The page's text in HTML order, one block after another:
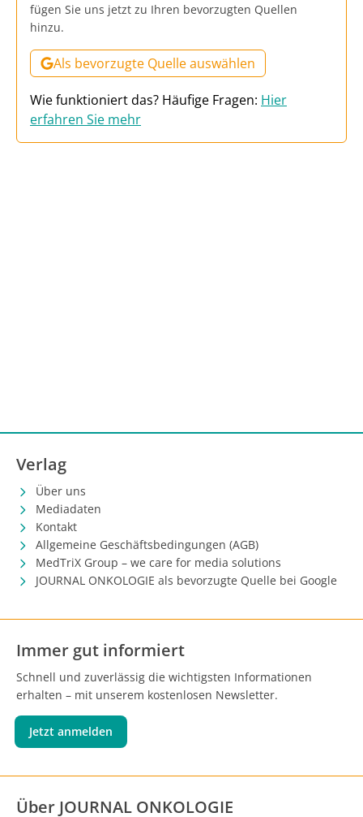
fügen Sie uns jetzt zu Ihren bevorzugten Quellen
hinzu.
Als bevorzugte Quelle auswählen
Wie funktioniert das? Häufige Fragen: Hier
erfahren Sie mehr
Verlag
Über uns
Mediadaten
Kontakt
Allgemeine Geschäftsbedingungen (AGB)
MedTriX Group – we care for media solutions
JOURNAL ONKOLOGIE als bevorzugte Quelle bei Google
Immer gut informiert
Schnell und zuverlässig die wichtigsten Informationen
erhalten – mit unserem kostenlosen Newsletter.
Jetzt anmelden
Über JOURNAL ONKOLOGIE